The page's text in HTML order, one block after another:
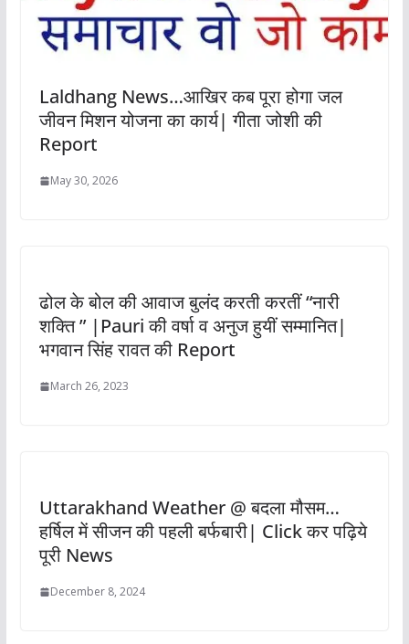
Laldhang News…आखिर कब पूरा होगा जल
जीवन मिशन योजना का कार्य| गीता जोशी की
Report
May 30, 2026
ढोल के बोल की आवाज बुलंद करती करतीं “नारी
शक्ति ” |Pauri की वर्षा व अनुज हुयीं सम्मानित|
भगवान सिंह रावत की Report
March 26, 2023
Uttarakhand Weather @ बदला मौसम…
हर्षिल में सीजन की पहली बर्फबारी| Click कर पढ़िये
पूरी News
December 8, 2024